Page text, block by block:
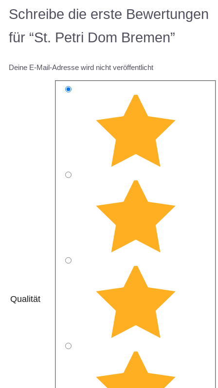
Schreibe die erste Bewertungen
für “St. Petri Dom Bremen”
Deine E-Mail-Adresse wird nicht veröffentlicht
Qualität